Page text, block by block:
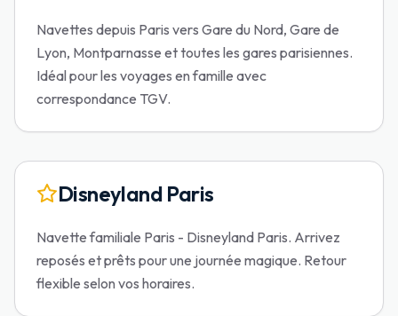
Navettes depuis Paris vers Gare du Nord, Gare de
Lyon, Montparnasse et toutes les gares parisiennes.
Idéal pour les voyages en famille avec
correspondance TGV.
Disneyland Paris
Navette familiale Paris - Disneyland Paris. Arrivez
reposés et prêts pour une journée magique. Retour
flexible selon vos horaires.